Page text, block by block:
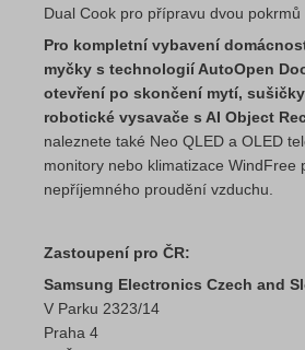
Dual Cook pro přípravu dvou pokrmů
Pro kompletní vybavení
myčky s technologií AutoOpen
otevření po skončení mytí,
robotické vysavače s AI Object
naleznete také Neo QLED a OLED
monitory nebo klimatizace WindFree
nepříjemného proudění vzduchu.
Zastoupení pro ČR:
Samsung Electronics Czech and
V Parku 2323/14
Praha 4